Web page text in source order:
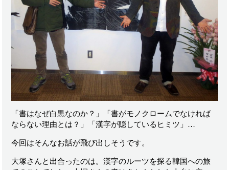
「書はなぜ白黒なのか？」「書がモノクロームでなければ
ならない理由とは？」「漢字が隠しているヒミツ」…
今回はそんなお話が飛び出しそうです。
大塚さんと出合ったのは。漢字のルーツを探る韓国への旅